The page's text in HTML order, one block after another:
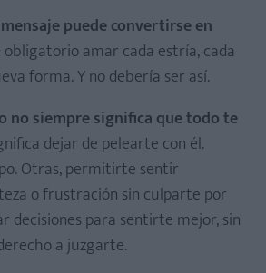
puede convertirse en
obligatorio amar cada estría, cada
forma. Y no debería ser así.
no siempre significa que todo te
dejar de pelearte con él.
Otras, permitirte sentir
o frustración sin culparte por
decisiones para sentirte mejor, sin
a juzgarte.